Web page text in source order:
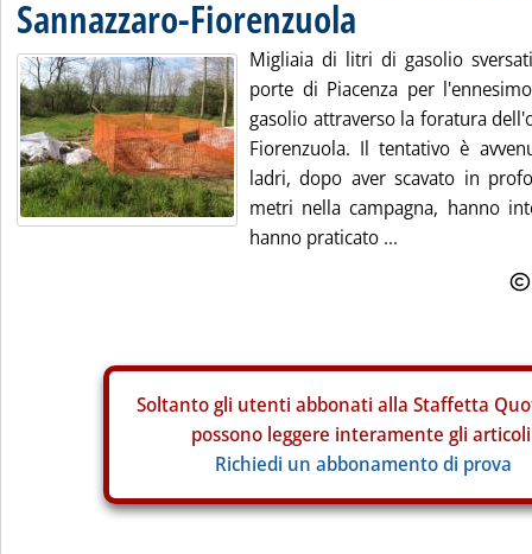
Sannazzaro-Fiorenzuola
Migliaia di litri di gasolio
porte di Piacenza per
gasolio attraverso la foratura
Fiorenzuola. Il tentativo è
ladri, dopo aver scavato in
metri nella campagna, hanno
hanno praticato ...
Soltanto gli utenti abbonati alla Staffetta
possono leggere interamente gli
Richiedi un abbonamento di prova